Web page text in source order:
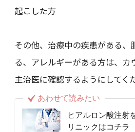
起こした方
その他、治療中の疾患がある、
る、アレルギーがある方は、カ
主治医に確認するようにしてく
あわせて読みたい
ヒアルロン酸注射
リニックはコチラ